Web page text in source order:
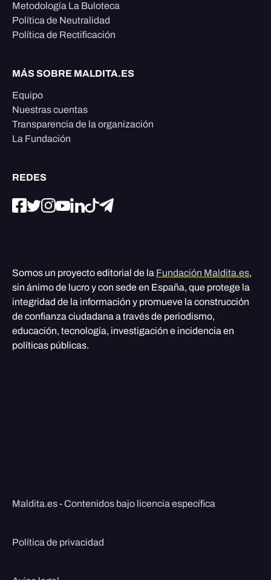
Metodología La Buloteca
Política de Neutralidad
Política de Rectificación
MÁS SOBRE MALDITA.ES
Equipo
Nuestras cuentas
Transparencia de la organización
La Fundación
REDES
Somos un proyecto editorial de la Fundación Maldita.es,
sin ánimo de lucro y con sede en España, que protege la
integridad de la información y promueve la construcción
de confianza ciudadana a través de periodismo,
educación, tecnología, investigación e incidencia en
políticas públicas.
Maldita.es - Contenidos bajo licencia específica
Política de privacidad